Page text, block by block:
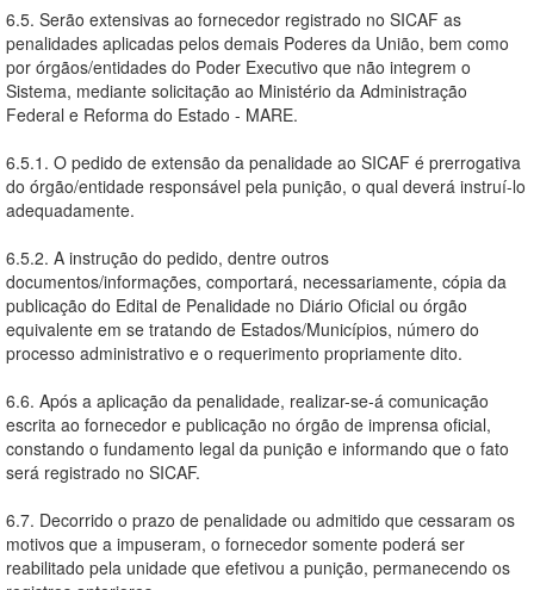
6.5. Serão extensivas ao fornecedor registrado no SICAF as
penalidades aplicadas pelos demais Poderes da União, bem como
por órgãos/entidades do Poder Executivo que não integrem o
Sistema, mediante solicitação ao Ministério da Administração
Federal e Reforma do Estado - MARE.
6.5.1. O pedido de extensão da penalidade ao SICAF é prerrogativa
do órgão/entidade responsável pela punição, o qual deverá instruí-lo
adequadamente.
6.5.2. A instrução do pedido, dentre outros
documentos/informações, comportará, necessariamente, cópia da
publicação do Edital de Penalidade no Diário Oficial ou órgão
equivalente em se tratando de Estados/Municípios, número do
processo administrativo e o requerimento propriamente dito.
6.6. Após a aplicação da penalidade, realizar-se-á comunicação
escrita ao fornecedor e publicação no órgão de imprensa oficial,
constando o fundamento legal da punição e informando que o fato
será registrado no SICAF.
6.7. Decorrido o prazo de penalidade ou admitido que cessaram os
motivos que a impuseram, o fornecedor somente poderá ser
reabilitado pela unidade que efetivou a punição, permanecendo os